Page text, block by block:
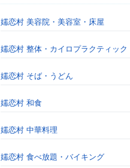
嬬恋村 美容院・美容室・床屋
嬬恋村 整体・カイロプラクティック
嬬恋村 そば・うどん
嬬恋村 和食
嬬恋村 中華料理
嬬恋村 食べ放題・バイキング